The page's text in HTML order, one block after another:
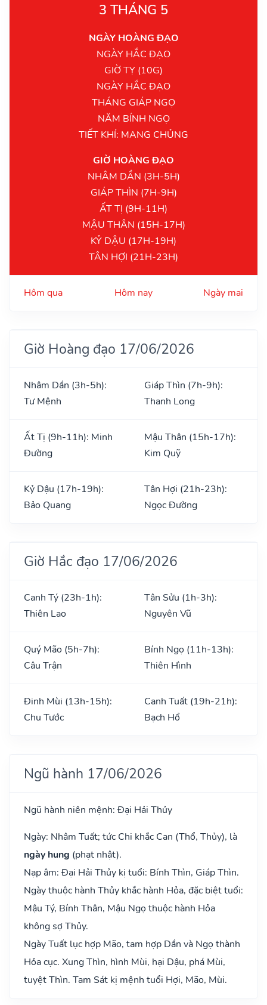
3 THÁNG 5
NGÀY HOÀNG ĐẠO
NGÀY HẮC ĐẠO
GIỜ TỴ (10G)
NGÀY HẮC ĐẠO
THÁNG GIÁP NGỌ
NĂM BÍNH NGỌ
TIẾT KHÍ: MANG CHỦNG
GIỜ HOÀNG ĐẠO
NHÂM DẦN (3H-5H)
GIÁP THÌN (7H-9H)
ẤT TỊ (9H-11H)
MẬU THÂN (15H-17H)
KỶ DẬU (17H-19H)
TÂN HỢI (21H-23H)
Hôm qua Hôm nay Ngày mai
Giờ Hoàng đạo 17/06/2026
Nhâm Dần (3h-5h):
Tư Mệnh
Giáp Thìn (7h-9h):
Thanh Long
Ất Tị (9h-11h): Minh
Đường
Mậu Thân (15h-17h):
Kim Quỹ
Kỷ Dậu (17h-19h):
Bảo Quang
Tân Hợi (21h-23h):
Ngọc Đường
Giờ Hắc đạo 17/06/2026
Canh Tý (23h-1h):
Thiên Lao
Tân Sửu (1h-3h):
Nguyên Vũ
Quý Mão (5h-7h):
Câu Trận
Bính Ngọ (11h-13h):
Thiên Hình
Đinh Mùi (13h-15h):
Chu Tước
Canh Tuất (19h-21h):
Bạch Hổ
Ngũ hành 17/06/2026
Ngũ hành niên mệnh: Đại Hải Thủy
Ngày: Nhâm Tuất; tức Chi khắc Can (Thổ, Thủy), là
ngày hung (phạt nhật).
Nạp âm: Đại Hải Thủy kị tuổi: Bính Thìn, Giáp Thìn.
Ngày thuộc hành Thủy khắc hành Hỏa, đặc biệt tuổi:
Mậu Tý, Bính Thân, Mậu Ngọ thuộc hành Hỏa
không sợ Thủy.
Ngày Tuất lục hợp Mão, tam hợp Dần và Ngọ thành
Hỏa cục. Xung Thìn, hình Mùi, hại Dậu, phá Mùi,
tuyệt Thìn. Tam Sát kị mệnh tuổi Hợi, Mão, Mùi.